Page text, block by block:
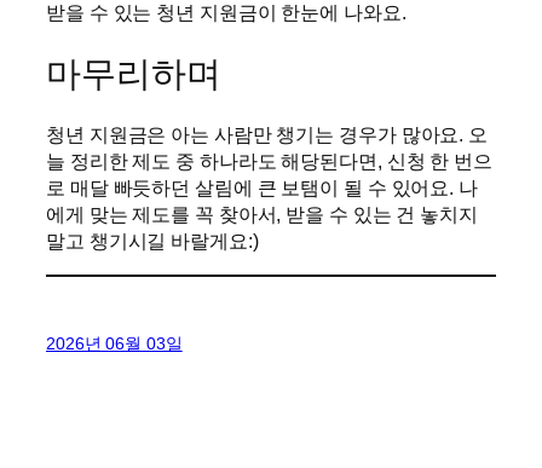
받을 수 있는 청년 지원금이 한눈에 나와요.
마무리하며
청년 지원금은 아는 사람만 챙기는 경우가 많아요. 오
늘 정리한 제도 중 하나라도 해당된다면, 신청 한 번으
로 매달 빠듯하던 살림에 큰 보탬이 될 수 있어요. 나
에게 맞는 제도를 꼭 찾아서, 받을 수 있는 건 놓치지
말고 챙기시길 바랄게요:)
2026년 06월 03일